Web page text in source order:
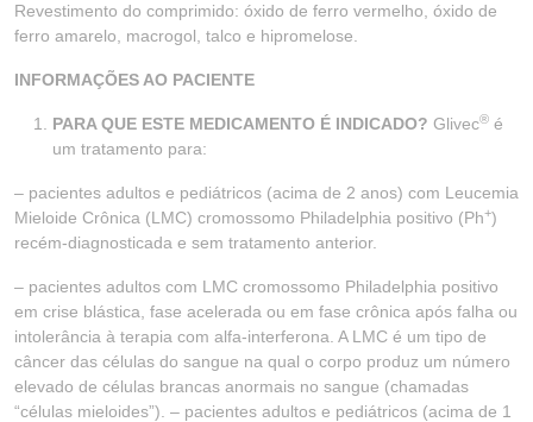
Revestimento do comprimido: óxido de ferro vermelho, óxido de
ferro amarelo, macrogol, talco e hipromelose.
INFORMAÇÕES AO PACIENTE
PARA QUE ESTE MEDICAMENTO É INDICADO? Glivec® é
um tratamento para:
– pacientes adultos e pediátricos (acima de 2 anos) com Leucemia
Mieloide Crônica (LMC) cromossomo Philadelphia positivo (Ph+)
recém-diagnosticada e sem tratamento anterior.
– pacientes adultos com LMC cromossomo Philadelphia positivo
em crise blástica, fase acelerada ou em fase crônica após falha ou
intolerância à terapia com alfa-interferona. A LMC é um tipo de
câncer das células do sangue na qual o corpo produz um número
elevado de células brancas anormais no sangue (chamadas
“células mieloides”). – pacientes adultos e pediátricos (acima de 1